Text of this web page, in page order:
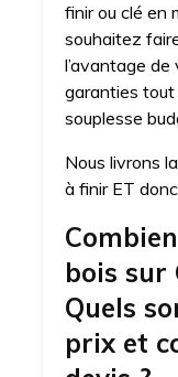
finir ou clé en
souhaitez
l’avantage
garanties
souplesse
Nous livrons
à finir ET
bois sur
Quels
prix et